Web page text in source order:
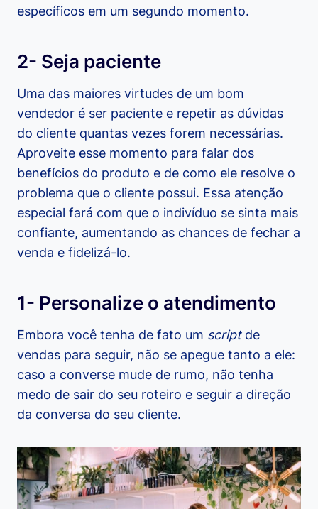
específicos em um segundo momento.
2- Seja paciente
Uma das maiores virtudes de um bom
vendedor é ser paciente e repetir as dúvidas
do cliente quantas vezes forem necessárias.
Aproveite esse momento para falar dos
benefícios do produto e de como ele resolve o
problema que o cliente possui. Essa atenção
especial fará com que o indivíduo se sinta mais
confiante, aumentando as chances de fechar a
venda e fidelizá-lo.
1- Personalize o atendimento
Embora você tenha de fato um script de
vendas para seguir, não se apegue tanto a ele:
caso a converse mude de rumo, não tenha
medo de sair do seu roteiro e seguir a direção
da conversa do seu cliente.